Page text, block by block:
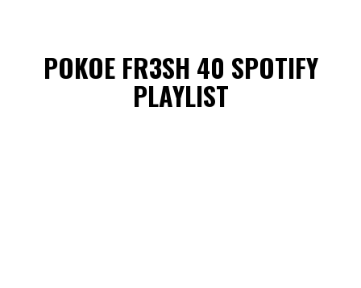
POKOE FR3SH 40 SPOTIFY
PLAYLIST